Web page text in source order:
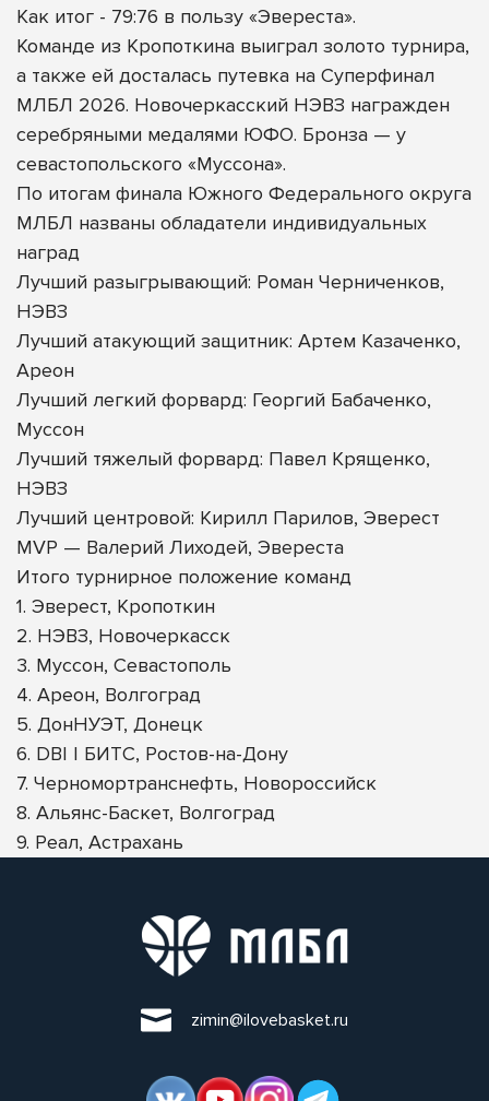
Как итог - 79:76 в пользу «Эвереста».
Команде из Кропоткина выиграл золото турнира,
а также ей досталась путевка на Суперфинал
МЛБЛ 2026. Новочеркасский НЭВЗ награжден
серебряными медалями ЮФО. Бронза — у
севастопольского «Муссона».
По итогам финала Южного Федерального округа
МЛБЛ названы обладатели индивидуальных
наград
Лучший разыгрывающий: Роман Черниченков,
НЭВЗ
Лучший атакующий защитник: Артем Казаченко,
Ареон
Лучший легкий форвард: Георгий Бабаченко,
Муссон
Лучший тяжелый форвард: Павел Крященко,
НЭВЗ
Лучший центровой: Кирилл Парилов, Эверест
MVP — Валерий Лиходей, Эвереста
Итого турнирное положение команд
1. Эверест, Кропоткин
2. НЭВЗ, Новочеркасск
3. Муссон, Севастополь
4. Ареон, Волгоград
5. ДонНУЭТ, Донецк
6. DBI | БИТС, Ростов-на-Дону
7. Черномортранснефть, Новороссийск
8. Альянс-Баскет, Волгоград
9. Реал, Астрахань
zimin@ilovebasket.ru